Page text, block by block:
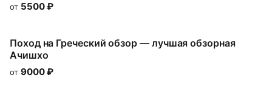
от 5500₽
Поход на Греческий обзор — лучшая обзорная
Ачишхо
от 9000₽